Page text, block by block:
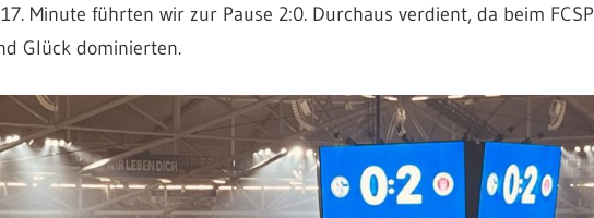
Minute führten wir zur Pause 2:0. Durchaus verdient, da beim FCSP
Glück dominierten.